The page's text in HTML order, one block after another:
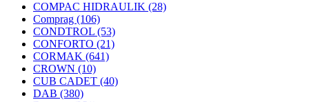
COMPAC HIDRAULIK (28)
Comprag (106)
CONDTROL (53)
CONFORTO (21)
CORMAK (641)
CROWN (10)
CUB CADET (40)
DAB (380)